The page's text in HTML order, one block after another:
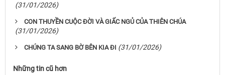
(31/01/2026)
CON THUYỀN CUỘC ĐỜI VÀ GIẤC NGỦ CỦA THIÊN CHÚA
(31/01/2026)
CHÚNG TA SANG BỜ BÊN KIA ĐI (31/01/2026)
Những tin cũ hơn